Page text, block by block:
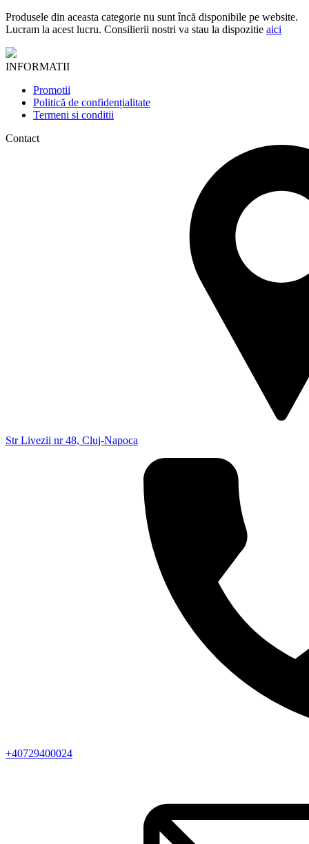
Produsele din aceasta categorie nu sunt încă disponibile pe website.
Lucram la acest lucru. Consilierii nostri va stau la dispozitie aici
INFORMATII
Promotii
Politică de confidențialitate
Termeni si conditii
Contact
Str Livezii nr 48, Cluj-Napoca
+40729400024